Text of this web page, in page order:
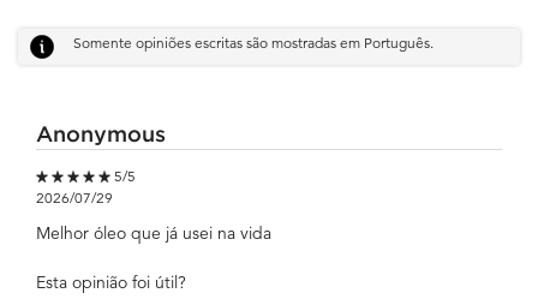
Somente opiniões escritas são mostradas em Português.
Anonymous
5 out of 5 stars.
5/5
2026/07/29
Melhor óleo que já usei na vida
Esta opinião foi útil?